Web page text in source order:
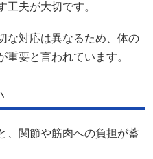
工夫が大切です。
な対応は異なるため、体の
要と言われています。
、関節や筋肉への負担が蓄